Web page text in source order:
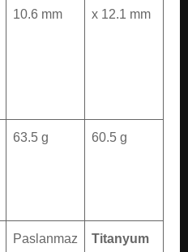
10.6 mm
x 12.1 mm
63.5 g 60.5 g
Paslanmaz
Titanyum